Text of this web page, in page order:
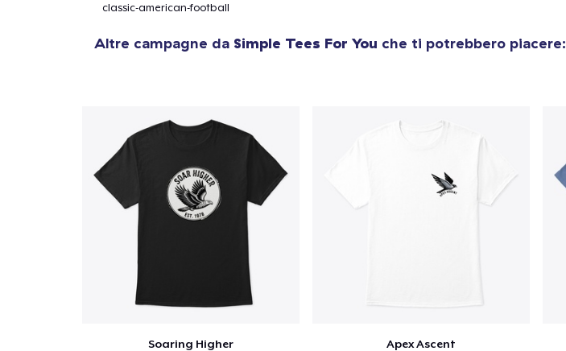
classic-american-football
Altre campagne da Simple Tees For You che ti potrebbero piacere:
Soaring Higher Apex Ascent
22,99 USD